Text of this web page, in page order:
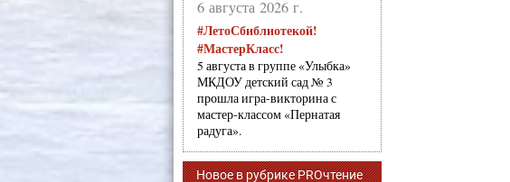
6 августа 2026 г.
#ЛетоСбиблиотекой!
#МастерКласс!
5 августа в группе «Улыбка»
МКДОУ детский сад № 3
прошла игра-викторина с
мастер-классом «Пернатая
радуга».
Новое в рубрике PROчтение